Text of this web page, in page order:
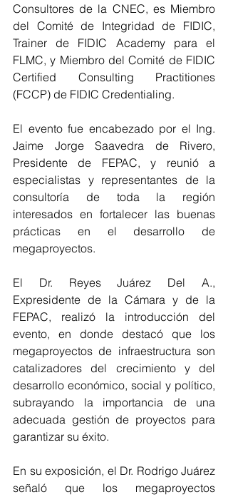
Consultores de la CNEC, es Miembro
del Comité de Integridad de FIDIC,
Trainer de FIDIC Academy para el
FLMC, y Miembro del Comité de FIDIC
Certified Consulting Practitiones
(FCCP) de FIDIC Credentialing.
El evento fue encabezado por el Ing.
Jaime Jorge Saavedra de Rivero,
Presidente de FEPAC, y reunió a
especialistas y representantes de la
consultoría de toda la región
interesados en fortalecer las buenas
prácticas en el desarrollo de
megaproyectos.
El Dr. Reyes Juárez Del A.,
Expresidente de la Cámara y de la
FEPAC, realizó la introducción del
evento, en donde destacó que los
megaproyectos de infraestructura son
catalizadores del crecimiento y del
desarrollo económico, social y político,
subrayando la importancia de una
adecuada gestión de proyectos para
garantizar su éxito.
En su exposición, el Dr. Rodrigo Juárez
señaló que los megaproyectos